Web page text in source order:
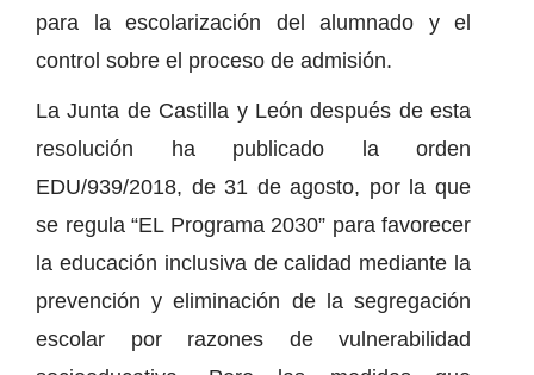
para la escolarización del alumnado y el
control sobre el proceso de admisión.
La Junta de Castilla y León después de esta
resolución ha publicado la orden
EDU/939/2018, de 31 de agosto, por la que
se regula “EL Programa 2030” para favorecer
la educación inclusiva de calidad mediante la
prevención y eliminación de la segregación
escolar por razones de vulnerabilidad